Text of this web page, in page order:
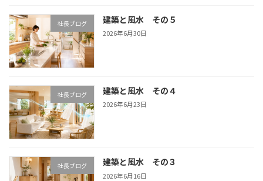
社長ブログ 建築と風水 その５
2026年6月30日
社長ブログ 建築と風水 その４
2026年6月23日
社長ブログ 建築と風水 その３
2026年6月16日